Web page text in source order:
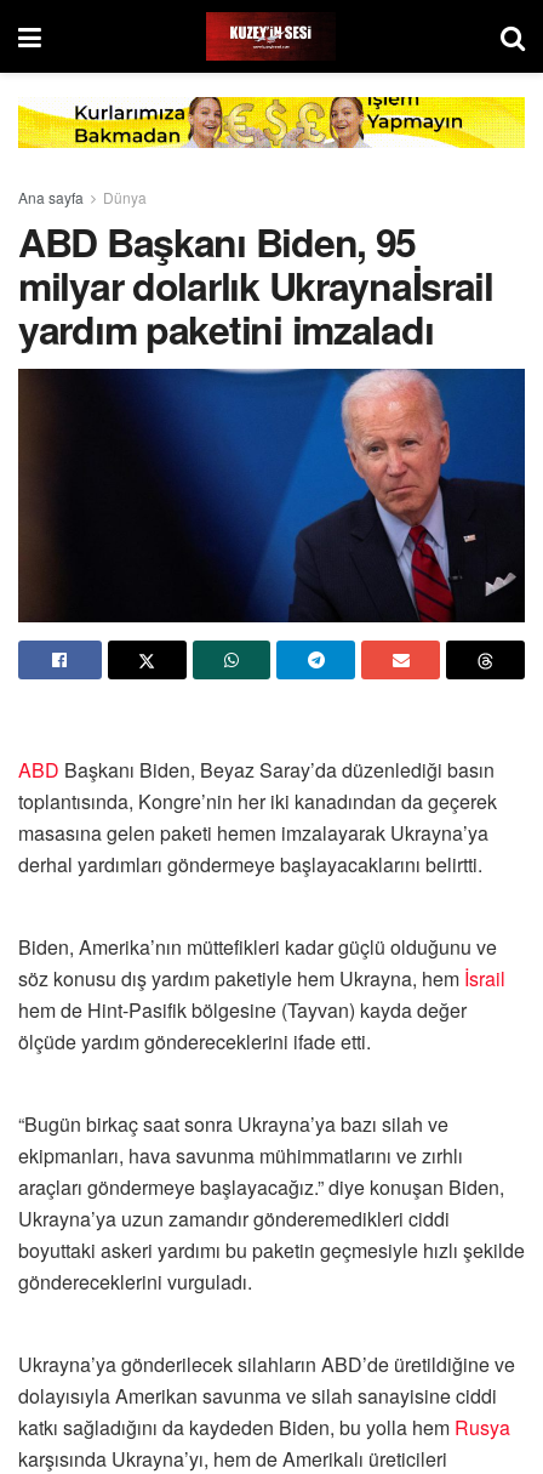
Ana sayfa Dünya
ABD Başkanı Biden, 95
milyar dolarlık Ukraynaİsrail
yardım paketini imzaladı
ABD Başkanı Biden, Beyaz Saray’da düzenlediği basın
toplantısında, Kongre’nin her iki kanadından da geçerek
masasına gelen paketi hemen imzalayarak Ukrayna’ya
derhal yardımları göndermeye başlayacaklarını belirtti.
Biden, Amerika’nın müttefikleri kadar güçlü olduğunu ve
söz konusu dış yardım paketiyle hem Ukrayna, hem İsrail
hem de Hint-Pasifik bölgesine (Tayvan) kayda değer
ölçüde yardım göndereceklerini ifade etti.
“Bugün birkaç saat sonra Ukrayna’ya bazı silah ve
ekipmanları, hava savunma mühimmatlarını ve zırhlı
araçları göndermeye başlayacağız.” diye konuşan Biden,
Ukrayna’ya uzun zamandır gönderemedikleri ciddi
boyuttaki askeri yardımı bu paketin geçmesiyle hızlı şekilde
göndereceklerini vurguladı.
Ukrayna’ya gönderilecek silahların ABD’de üretildiğine ve
dolayısıyla Amerikan savunma ve silah sanayisine ciddi
katkı sağladığını da kaydeden Biden, bu yolla hem Rusya
karşısında Ukrayna’yı, hem de Amerikalı üreticileri